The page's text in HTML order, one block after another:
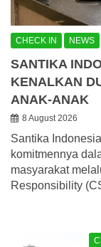
CHECK IN NEWS
SANTIKA
KENALKAN
ANAK-ANAK
8 August 2026
Santika
komitmennya
masyarakat
Responsibility